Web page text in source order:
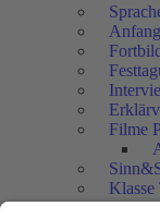
Filme
Klasse